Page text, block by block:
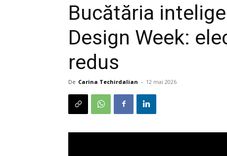
Bucătăria
Design Week:
redus
De Carina Techirdalian - 12 mai 2026